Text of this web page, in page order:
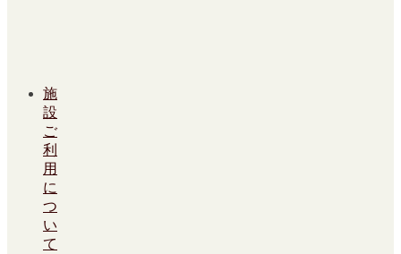
施
設
ご
利
用
に
つ
い
て